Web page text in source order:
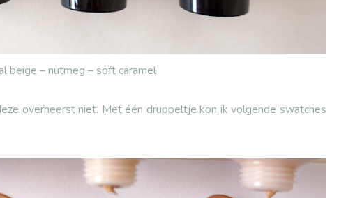
beige – nutmeg – soft caramel
overheerst niet. Met één druppeltje kon ik volgende swatches